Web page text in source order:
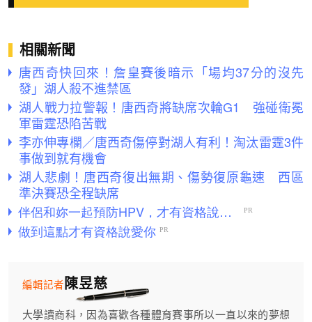
相關新聞
唐西奇快回來！詹皇賽後暗示「場均37分的沒先
發」湖人殺不進禁區
湖人戰力拉警報！唐西奇將缺席次輪G1 強碰衛冕
軍雷霆恐陷苦戰
李亦伸專欄／唐西奇傷停對湖人有利！淘汰雷霆3件
事做到就有機會
湖人悲劇！唐西奇復出無期、傷勢復原龜速 西區
準決賽恐全程缺席
陳昱慈
編輯記者
大學讀商科，因為喜歡各種體育賽事所以一直以來的夢想